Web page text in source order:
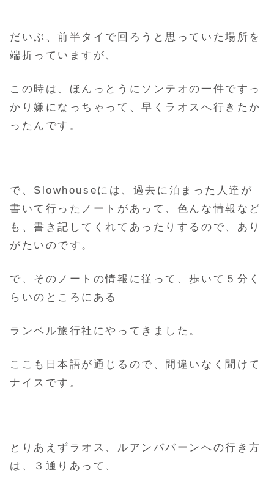
だいぶ、前半タイで回ろうと思っていた場所を
端折っていますが、
この時は、ほんっとうにソンテオの一件ですっ
かり嫌になっちゃって、早くラオスへ行きたか
ったんです。
で、Slowhouseには、過去に泊まった人達が
書いて行ったノートがあって、 色んな情報など
も、書き記してくれてあったりするので、あり
がたいのです。
で、そのノートの情報に従って、歩いて５分く
らいのところにある
ランベル旅行社にやってきました。
ここも日本語が通じるので、間違いなく聞けて
ナイスです。
とりあえずラオス、ルアンパバーンへの行き方
は、３通りあって、